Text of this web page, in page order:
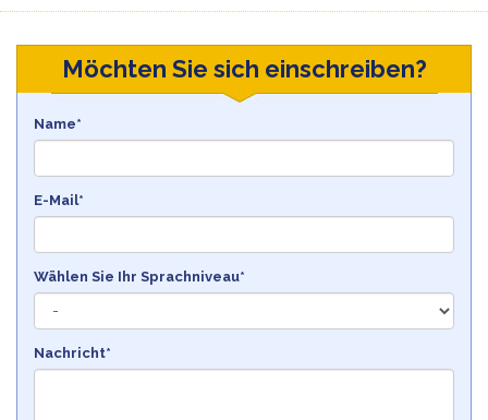
Möchten Sie sich einschreiben?
Name*
E-Mail*
Wählen Sie Ihr Sprachniveau*
Nachricht*